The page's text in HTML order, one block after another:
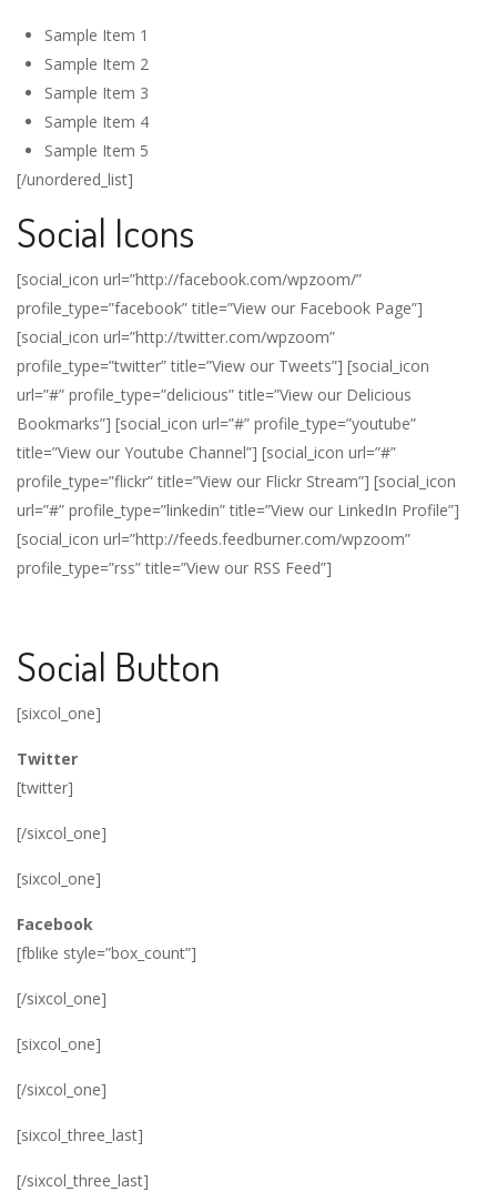
Sample Item 1
Sample Item 2
Sample Item 3
Sample Item 4
Sample Item 5
[/unordered_list]
Social Icons
[social_icon url=”http://facebook.com/wpzoom/”
profile_type=”facebook” title=”View our Facebook Page”]
[social_icon url=”http://twitter.com/wpzoom”
profile_type=”twitter” title=”View our Tweets”] [social_icon
url=”#” profile_type=”delicious” title=”View our Delicious
Bookmarks”] [social_icon url=”#” profile_type=”youtube”
title=”View our Youtube Channel”] [social_icon url=”#”
profile_type=”flickr” title=”View our Flickr Stream”] [social_icon
url=”#” profile_type=”linkedin” title=”View our LinkedIn Profile”]
[social_icon url=”http://feeds.feedburner.com/wpzoom”
profile_type=”rss” title=”View our RSS Feed”]
Social Button
[sixcol_one]
Twitter
[twitter]
[/sixcol_one]
[sixcol_one]
Facebook
[fblike style=”box_count”]
[/sixcol_one]
[sixcol_one]
[/sixcol_one]
[sixcol_three_last]
[/sixcol_three_last]